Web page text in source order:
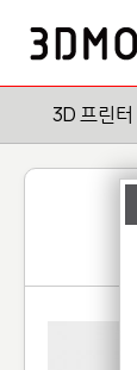
3D 프린터